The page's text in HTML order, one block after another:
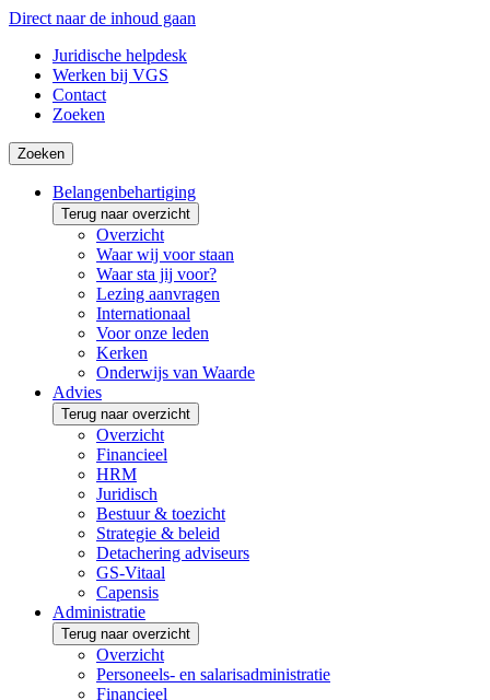
Direct naar de inhoud gaan
Juridische helpdesk
Werken bij VGS
Contact
Zoeken
Zoeken
Belangenbehartiging
Terug naar overzicht
Overzicht
Waar wij voor staan
Waar sta jij voor?
Lezing aanvragen
Internationaal
Voor onze leden
Kerken
Onderwijs van Waarde
Advies
Terug naar overzicht
Overzicht
Financieel
HRM
Juridisch
Bestuur & toezicht
Strategie & beleid
Detachering adviseurs
GS-Vitaal
Capensis
Administratie
Terug naar overzicht
Overzicht
Personeels- en salarisadministratie
Financieel